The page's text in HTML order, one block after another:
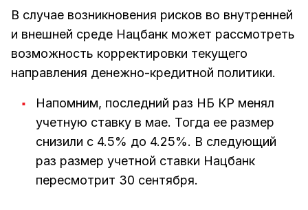
В случае возникновения рисков во внутренней
и внешней среде Нацбанк может рассмотреть
возможность корректировки текущего
направления денежно-кредитной политики.
Напомним, последний раз НБ КР менял
учетную ставку в мае. Тогда ее размер
снизили с 4.5% до 4.25%. В следующий
раз размер учетной ставки Нацбанк
пересмотрит 30 сентября.